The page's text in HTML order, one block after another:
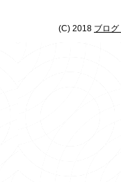
(C) 2018 ブロ